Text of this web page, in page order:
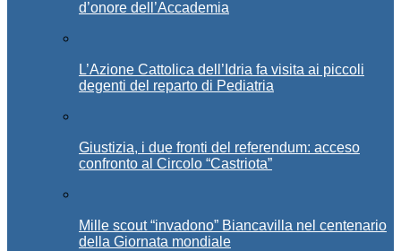
d’onore dell’Accademia
L’Azione Cattolica dell’Idria fa visita ai piccoli
degenti del reparto di Pediatria
Giustizia, i due fronti del referendum: acceso
confronto al Circolo “Castriota”
Mille scout “invadono” Biancavilla nel centenario
della Giornata mondiale